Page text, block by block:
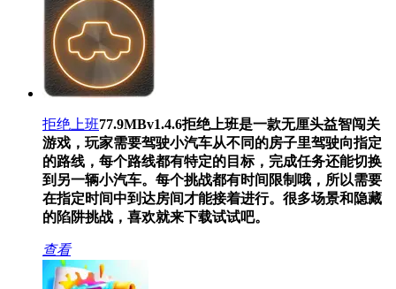
拒绝上班77.9MBv1.4.6拒绝上班是一款无厘头益智闯关
游戏，玩家需要驾驶小汽车从不同的房子里驾驶向指定
的路线，每个路线都有特定的目标，完成任务还能切换
到另一辆小汽车。每个挑战都有时间限制哦，所以需要
在指定时间中到达房间才能接着进行。很多场景和隐藏
的陷阱挑战，喜欢就来下载试试吧。
查看